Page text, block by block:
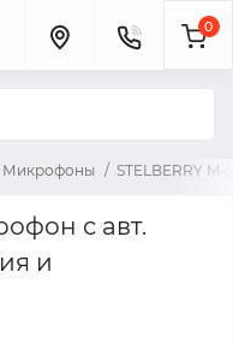
0
Микрофоны STELBERRY
с авт.
и